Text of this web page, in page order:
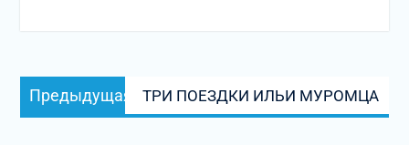
Навигация
по
Предыдущая
запись:
ТРИ ПОЕЗДКИ ИЛЬИ МУРОМЦА